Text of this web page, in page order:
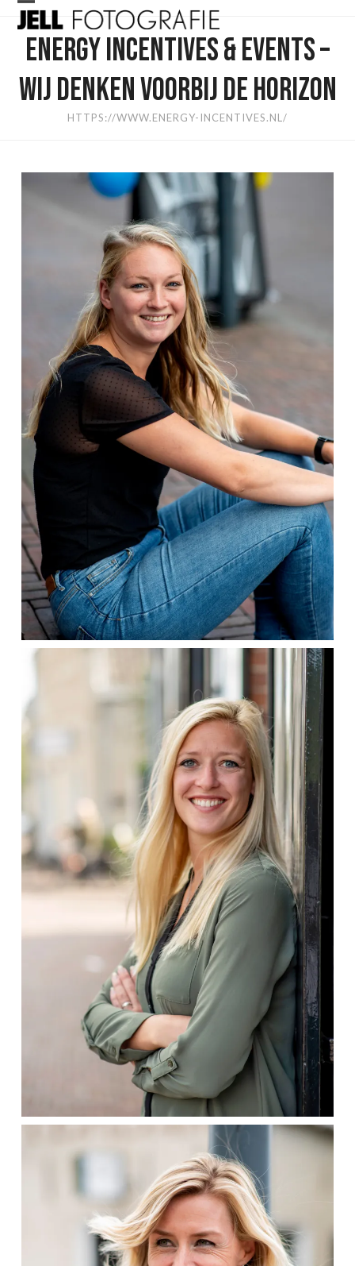
Skip
content
Open
mobile
menu
Close
mobile
menu
ENERGY INCENTIVES & EVENTS –
WIJ DENKEN VOORBIJ DE HORIZON
HTTPS://WWW.ENERGY-INCENTIVES.NL/